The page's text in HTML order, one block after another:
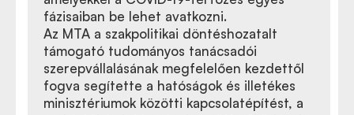
fázisaiban be lehet avatkozni.
Az MTA a szakpolitikai döntéshozatalt
támogató tudományos tanácsadói
szerepvállalásának megfelelően kezdettől
fogva segítette a hatóságok és illetékes
minisztériumok közötti kapcsolatépítést, a